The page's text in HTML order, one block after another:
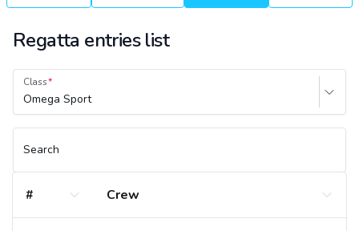
Regatta entries list
Class
Omega Sport
Search
# Crew